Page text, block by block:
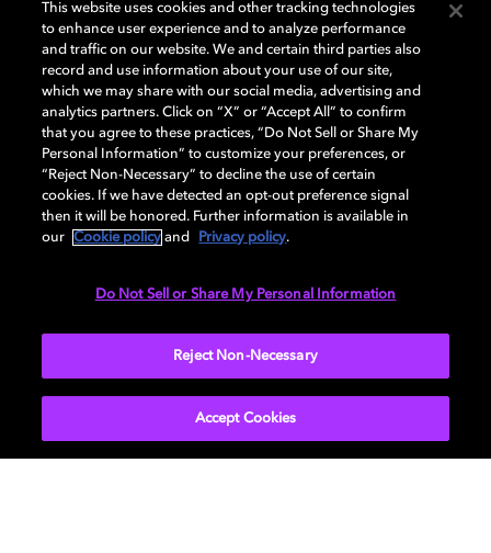
También puedes ver tus contenidos de HBO Max en
Dolby Atmos en cualquier lugar con una amplia gama
de dispositivos móviles. Cada vez se lanzan al mercado
más portátiles con macOS y iPads que son compatibles
con Dolby Atmos. Y, si eres de los que prefieren viajar
ligeros de equipaje, llévate el contenido de HBO Max y
el sonido claro y nítido de Dolby Atmos en el bolsillo
con un iPhone o cualquier teléfono inteligente de los
auriculares! Con Dolby Atmos y HBO Max, disfrutar del
entretenimiento en su máxima expresión es muy
This website uses cookies and other tracking technologies
to enhance user experience and to analyze performance
and traffic on our website. We and certain third parties also
record and use information about your use of our site,
which we may share with our social media, advertising and
analytics partners. Click on “X” or “Accept All” to confirm
that you agree to these practices, “Do Not Sell or Share My
Personal Information” to customize your preferences, or
“Reject Non-Necessary” to decline the use of certain
cookies. If we have detected an opt-out preference signal
then it will be honored. Further information is available in
our
Cookie policy and Privacy policy.
Do Not Sell or Share My Personal Information
Reject Non-Necessary
Accept Cookies